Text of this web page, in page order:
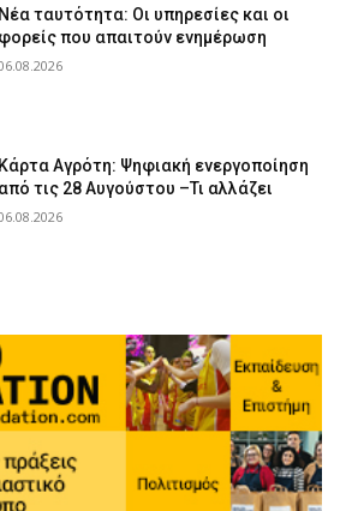
Νέα ταυτότητα: Οι υπηρεσίες και οι
φορείς που απαιτούν ενημέρωση
Κάρτα Αγρότη: Ψηφιακή ενεργοποίηση
από τις 28 Αυγούστου –Τι αλλάζει